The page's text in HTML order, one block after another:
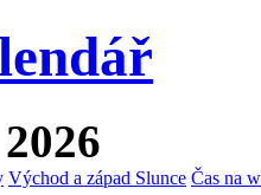
Východ a západ Slunce Čas na